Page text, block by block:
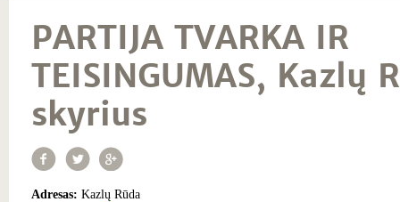
PARTIJA TVARKA IR
TEISINGUMAS, Kazlų
skyrius
Adresas: Kazlų Rūda